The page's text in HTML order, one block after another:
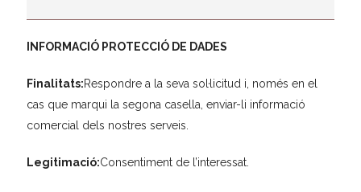
INFORMACIÓ PROTECCIÓ DE DADES
Finalitats:Respondre a la seva sol·licitud i, només en el
cas que marqui la segona casella, enviar-li informació
comercial dels nostres serveis.
Legitimació:Consentiment de l’interessat.